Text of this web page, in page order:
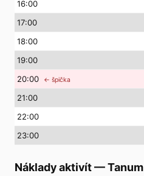
16:00
17:00
18:00
19:00
20:00 ← špička
21:00
22:00
23:00
Náklady aktivít—Tanum